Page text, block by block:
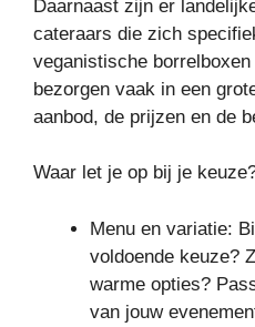
Daarnaast zijn er
cateraars die zich
veganistische
bezorgen vaak in een
aanbod, de prijzen en de
Waar let je op bij je
Menu en variatie:
voldoende keuze?
warme opties?
van jouw